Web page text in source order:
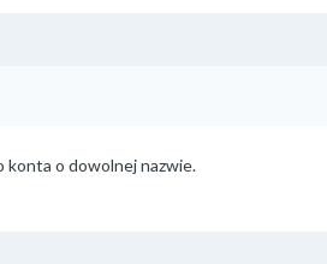
konta o dowolnej nazwie.